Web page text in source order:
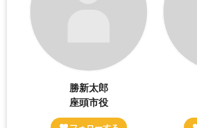
勝新太郎
座頭市役